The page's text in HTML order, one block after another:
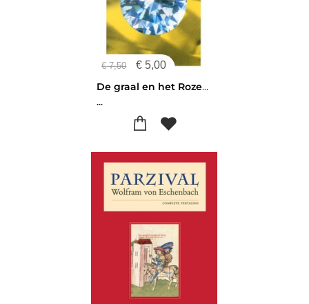
€7,50 € 5,00
De graal en het Rozenkruis
...